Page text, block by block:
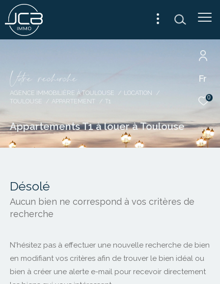
Fr
0
Vore recece
AGENCE IMMOBILIÈRE À TOULOUSE
LOCATION
TOULOUSE
APPARTEMENT T1
Appartements T1 à louer à Toulouse
Désolé
Aucun bien ne correspond à vos critères de
recherche
N'hésitez pas à effectuer une nouvelle recherche de bien
en modifiant vos critères afin de trouver le bien idéal ou
bien à créer une alerte e-mail pour recevoir directement